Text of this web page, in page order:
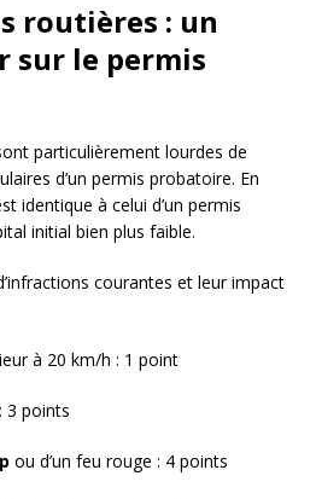
routières : un
sur le permis
particulièrement lourdes de
d’un permis probatoire. En
identique à celui d’un permis
initial bien plus faible.
courantes et leur impact
à 20 km/h : 1 point
: 3 points
ou d’un feu rouge : 4 points